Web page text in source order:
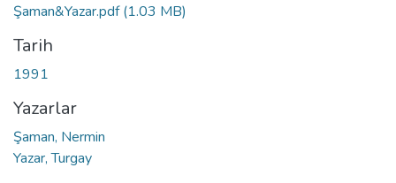
Şaman&Yazar.pdf(1.03 MB)
Tarih
1991
Yazarlar
Şaman, Nermin
Yazar, Turgay